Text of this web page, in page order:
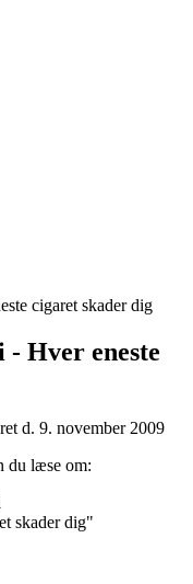
cigaret skader dig
Hver eneste
d. 9. november 2009
du læse om:
skader dig"